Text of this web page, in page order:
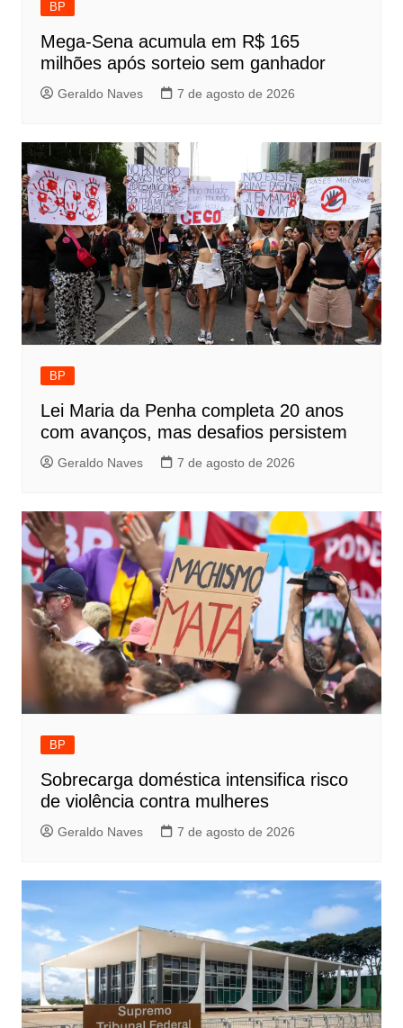
BP
Mega-Sena acumula em R$ 165
milhões após sorteio sem ganhador
Geraldo Naves 7 de agosto de 2026
BP
Lei Maria da Penha completa 20 anos
com avanços, mas desafios persistem
Geraldo Naves 7 de agosto de 2026
BP
Sobrecarga doméstica intensifica risco
de violência contra mulheres
Geraldo Naves 7 de agosto de 2026